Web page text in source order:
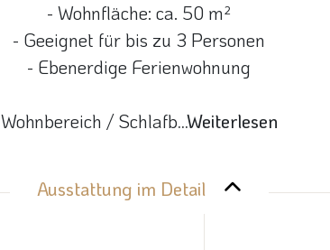
- Wohnfläche: ca. 50 m²
- Geeignet für bis zu 3 Personen
- Ebenerdige Ferienwohnung
Wohnbereich / Schlafb...Weiterlesen
Ausstattung im Detail